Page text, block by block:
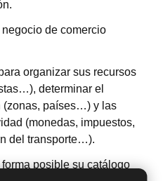
negocio de comercio
organizar sus recursos
determinar el
(zonas, países…) y las
(monedas, impuestos,
del transporte…).
posible su catálogo